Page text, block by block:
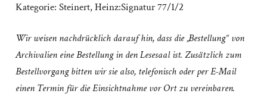
Kategorie: Steinert, Heinz:Signatur 77/1/2
Wir weisen nachdrücklich darauf hin, dass die „Bestellung“ von
Archivalien eine Bestellung in den Lesesaal ist. Zusätzlich zum
Bestellvorgang bitten wir sie also, telefonisch oder per E-Mail
einen Termin für die Einsichtnahme vor Ort zu vereinbaren.